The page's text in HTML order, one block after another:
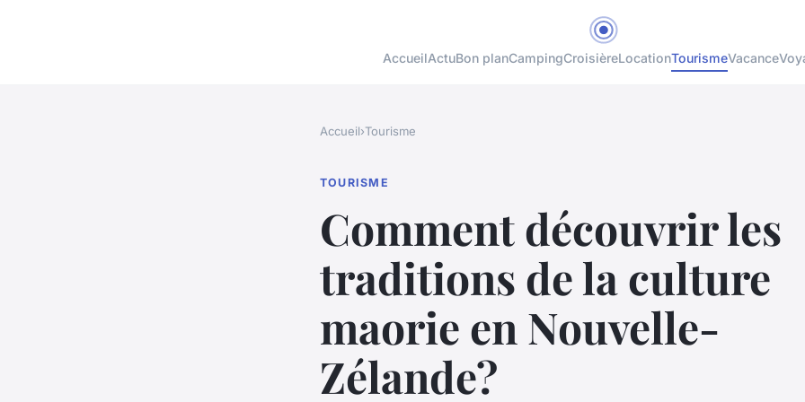
AccueilActuBon planCampingCroisièreLocationTourismeVacance
Accueil›Tourisme
TOURISME
Comment découvrir les
traditions de la culture
maorie en Nouvelle-
Zélande?